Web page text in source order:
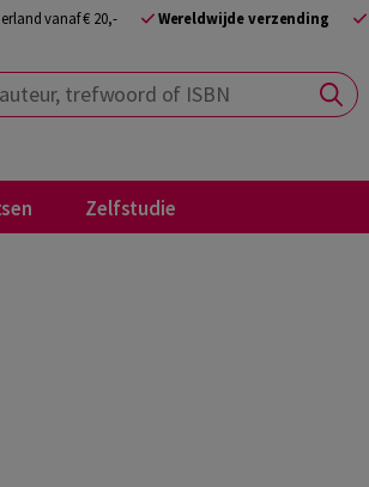
vanaf € 20,- Wereldwijde verzending
trefwoord of ISBN
Zelfstudie